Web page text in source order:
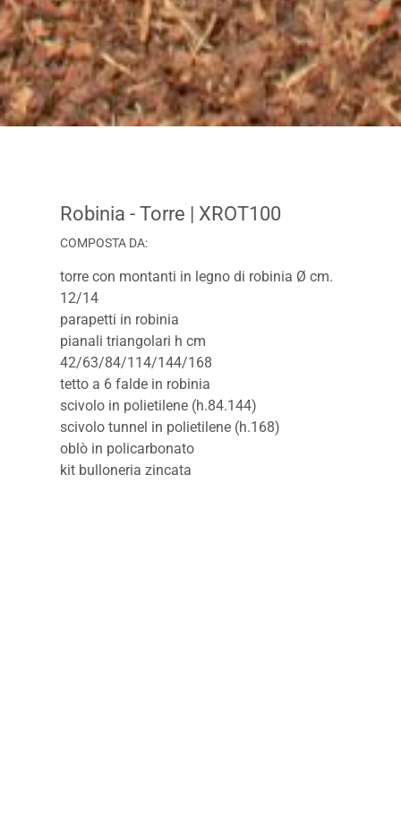
Robinia - Torre | XROT100
COMPOSTA DA:
torre con montanti in legno di robinia Ø cm.
12/14
parapetti in robinia
pianali triangolari h cm
42/63/84/114/144/168
tetto a 6 falde in robinia
scivolo in polietilene (h.84.144)
scivolo tunnel in polietilene (h.168)
oblò in policarbonato
kit bulloneria zincata